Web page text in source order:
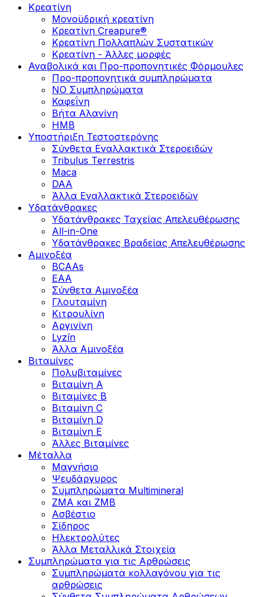
Κρεατίνη
Μονοϋδρική κρεατίνη
Κρεατίνη Creapure®
Κρεατίνη Πολλαπλών Συστατικών
Κρεατίνη - Άλλες μορφές
Αναβολικά και Προ-προπονητικές Φόρμουλες
Προ-προπονητικά συμπληρώματα
ΝΟ Συμπληρώματα
Καφεΐνη
Βήτα Αλανίνη
HMB
Υποστήριξη Τεστοστερόνης
Σύνθετα Εναλλακτικά Στεροειδών
Tribulus Terrestris
Maca
DAA
Άλλα Εναλλακτικά Στεροειδών
Υδατάνθρακες
Υδατάνθρακες Ταχείας Απελευθέρωσης
All-in-One
Υδατάνθρακες Βραδείας Απελευθέρωσης
Αμινοξέα
BCAAs
EAA
Σύνθετα Αμινοξέα
Γλουταμίνη
Κιτρουλίνη
Αργινίνη
Lyzín
Άλλα Αμινοξέα
Βιταμίνες
Πολυβιταμίνες
Βιταμίνη Α
Βιταμίνες Β
Βιταμίνη C
Βιταμίνη D
Βιταμίνη Ε
Άλλες Βιταμίνες
Μέταλλα
Μαγνήσιο
Ψευδάργυρος
Συμπληρώματα Multimineral
ZMA και ZMB
Ασβέστιο
Σίδηρος
Ηλεκτρολύτες
Άλλα Mεταλλικά Στοιχεία
Συμπληρώματα για τις Αρθρώσεις
Συμπληρώματα κολλαγόνου για τις
αρθρώσεις